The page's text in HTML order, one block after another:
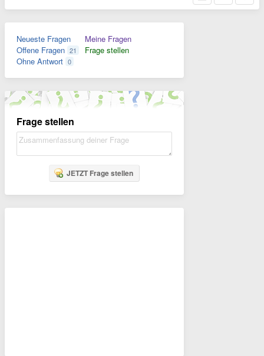
Neueste Fragen
Offene Fragen 21
Ohne Antwort 0
Meine Fragen
Frage stellen
Frage stellen
JETZT Frage stellen